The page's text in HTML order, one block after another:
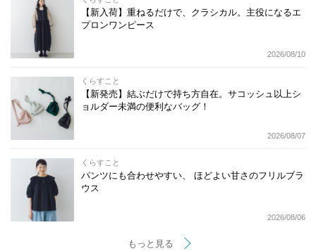
【新入荷】重ねるだけで、クラシカル。主役になるエ
プロンワンピース
2026/08/10
くらすこと
【新発売】結ぶだけで持ち方自在。サコッシュ以上シ
ョルダー未満の便利なバッグ！
2026/08/07
くらすこと
パンツにも合わせやすい、 ほどよい甘さのフリルブラ
ウス
2026/08/06
もっと見る